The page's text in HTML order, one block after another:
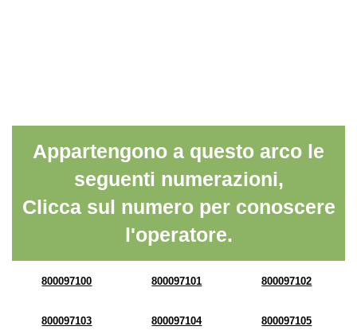
Appartengono a questo arco le
seguenti numerazioni,
Clicca sul numero per conoscere
l'operatore.
800097100 800097101 800097102
800097103 800097104 800097105